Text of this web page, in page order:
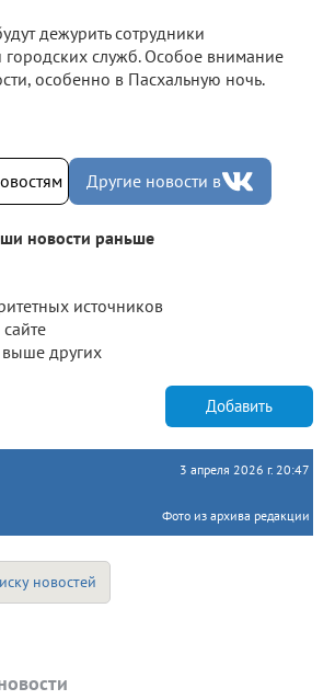
дежурить сотрудники
служб. Особое внимание
особенно в Пасхальную ночь.
Другие новости в
новости раньше
источников
других
Добавить
3 апреля 2026 г. 20:47
Фото из архива редакции
новостей